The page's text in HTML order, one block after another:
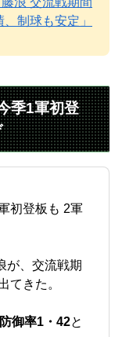
制球も安定」
季1軍初登
初登板も 2軍
が、交流戦期
てきた。
御率1・42と